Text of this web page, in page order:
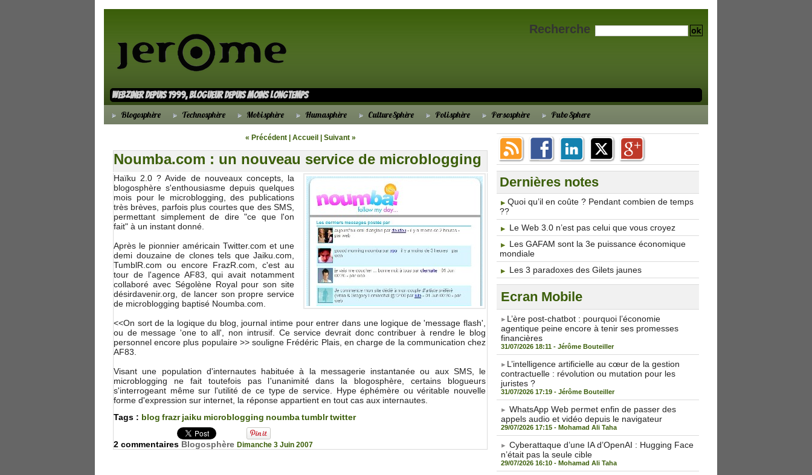
Recherche
webziner depuis 1999, blogueur depuis moins longtemps
Blogosphère Technosphère Mobisphère Humasphère CultureSphère Polisphère Persosphère PuboSphere
« Précédent Accueil Suivant »
Noumba.com : un nouveau service de microblogging
Haïku 2.0 ? Avide de nouveaux concepts, la
blogosphère s'enthousiasme depuis quelques
mois pour le microblogging, des publications
très brèves, parfois plus courtes que des SMS,
permettant simplement de dire "ce que l'on
fait" à un instant donné.
Après le pionnier américain Twitter.com et une
demi douzaine de clones tels que Jaiku.com,
TumblR.com ou encore FrazR.com, c'est au
tour de l'agence AF83, qui avait notamment
collaboré avec Ségolène Royal pour son site
désirdavenir.org, de lancer son propre service
de microblogging baptisé Noumba.com.
<<On sort de la logique du blog, journal intime pour entrer dans une logique de 'message flash',
ou de message 'one to all', non intrusif. Ce service devrait donc contribuer à rendre le blog
personnel encore plus populaire >> souligne Frédéric Plais, en charge de la communication chez
AF83.
Visant une population d'internautes habituée à la messagerie instantanée ou aux SMS, le
microblogging ne fait toutefois pas l'unanimité dans la blogosphère, certains blogueurs
s'interrogeant même sur l'utilité de ce type de service. Hype éphémère ou véritable nouvelle
forme d'expression sur internet, la réponse appartient en tout cas aux internautes.
Tags : blog frazr jaiku microblogging noumbatumblrtwitter
2 commentaires Blogosphère Dimanche 3 Juin 2007
Dernières notes
​Quoi qu’il en coûte ? Pendant combien de temps
??
Le Web 3.0 n’est pas celui que vous croyez
Les GAFAM sont la 3e puissance économique
mondiale
Les 3 paradoxes des Gilets jaunes
Ecran Mobile
​L’ère post-chatbot : pourquoi l’économie
agentique peine encore à tenir ses promesses
financières
31/07/2026 18:11 - Jérôme Bouteiller
​L’intelligence artificielle au cœur de la gestion
contractuelle : révolution ou mutation pour les
juristes ?
31/07/2026 17:19 - Jérôme Bouteiller
WhatsApp Web permet enfin de passer des
appels audio et vidéo depuis le navigateur
29/07/2026 17:15 - Mohamad Ali Taha
Cyberattaque d’une IA d’OpenAI : Hugging Face
n’était pas la seule cible
29/07/2026 16:10 - Mohamad Ali Taha